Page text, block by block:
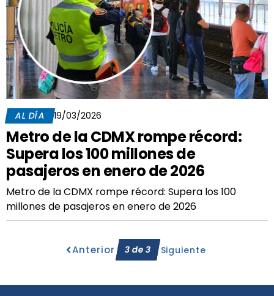
AL DÍA 19/03/2026
Metro de la CDMX rompe récord:
Supera los 100 millones de
pasajeros en enero de 2026
Metro de la CDMX rompe récord: Supera los 100
millones de pasajeros en enero de 2026
Anterior 3de3 Siguiente